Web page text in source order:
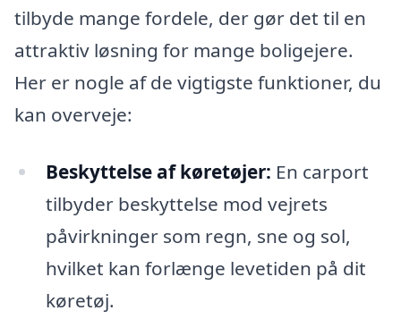
tilbyde mange fordele, der gør det til en
attraktiv løsning for mange boligejere.
Her er nogle af de vigtigste funktioner, du
kan overveje:
Beskyttelse af køretøjer: En carport
tilbyder beskyttelse mod vejrets
påvirkninger som regn, sne og sol,
hvilket kan forlænge levetiden på dit
køretøj.